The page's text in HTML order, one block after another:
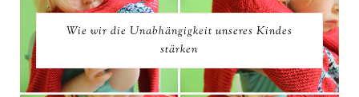
Wie wir die Unabhängigkeit unseres Kindes
stärken